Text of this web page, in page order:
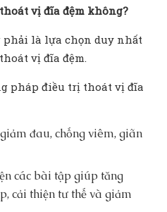
vị đĩa đệm không?
là lựa chọn duy nhất
vị đĩa đệm.
pháp điều trị thoát vị đĩa
đau, chống viêm, giãn
các bài tập giúp tăng
cải thiện tư thế và giảm